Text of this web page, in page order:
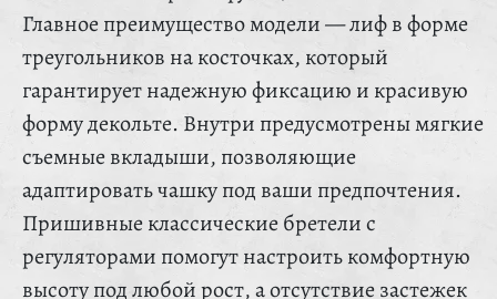
Главное преимущество модели — лиф в форме
треугольников на косточках, который
гарантирует надежную фиксацию и красивую
форму декольте. Внутри предусмотрены мягкие
съемные вкладыши, позволяющие
адаптировать чашку под ваши предпочтения.
Пришивные классические бретели с
регуляторами помогут настроить комфортную
высоту под любой рост, а отсутствие застежек